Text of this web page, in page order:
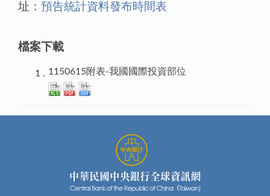
址： 預告統計資料發布時間表
檔案下載
1150615附表-我國國際投資部位